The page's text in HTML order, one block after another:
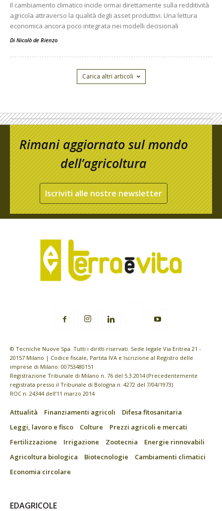
Il cambiamento climatico incide ormai direttamente sulla redditività
agricola attraverso la qualità degli asset produttivi. Una lettura
economica ancora poco integrata nei modelli decisionali
Di Nicolò de Rienzo
Carica altri articoli
Rimani aggiornato sul mondo
dell’agricoltura
Iscriviti alle nostre newsletter
© Tecniche Nuove Spa. Tutti i diritti riservati. Sede legale Via Eritrea 21 -
20157 Milano | Codice fiscale, Partita IVA e Iscrizione al Registro delle
imprese di Milano: 00753480151
Registrazione Tribunale di Milano n. 76 del 5.3.2014 (Precedentemente
registrata presso il Tribunale di Bologna n. 4272 del 7/04/1973)
ROC n. 24344 dell’11 marzo 2014
Attualità Finanziamenti agricoli
Difesa fitosanitaria
Leggi, lavoro e fisco
Colture
Prezzi agricoli e mercati
Fertilizzazione
Irrigazione Zootecnia
Energie rinnovabili
Agricoltura biologica
Biotecnologie
Cambiamenti climatici
Economia circolare
EDAGRICOLE